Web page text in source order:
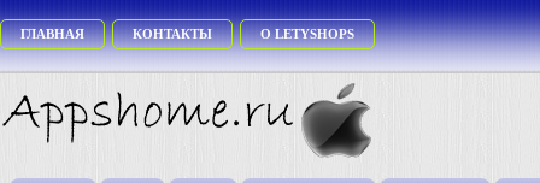
ГЛАВНАЯ КОНТАКТЫ О LETYSHOPS